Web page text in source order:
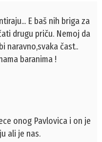
E baš nih briga za
drugu priču. Nemoj da
naravno,svaka čast..
baranima !
onog Pavlovica i on je
ali je nas.